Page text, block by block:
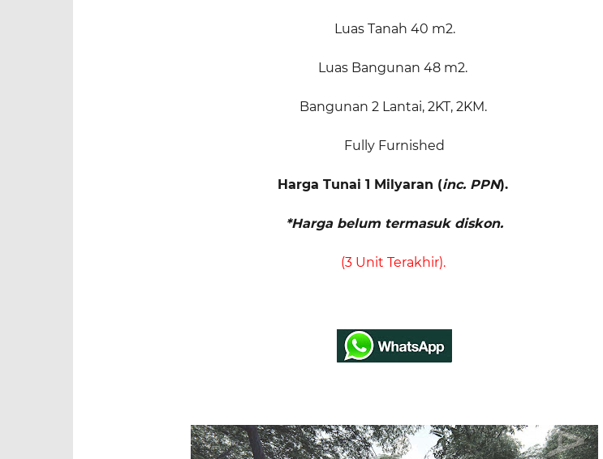
Luas Tanah 40 m2.
Luas Bangunan 48 m2.
Bangunan 2 Lantai, 2KT, 2KM.
Fully Furnished
Harga Tunai 1 Milyaran (inc. PPN).
*Harga belum termasuk diskon.
(3 Unit Terakhir).